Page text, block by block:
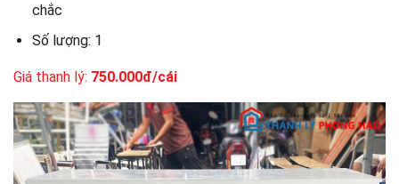
chắc
Số lượng: 1
Giá thanh lý: 750.000đ/cái